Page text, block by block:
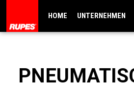
HOME UNTERNEHMEN